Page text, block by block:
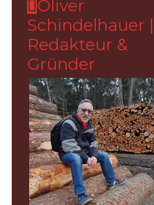
Oliver
Schindelhauer |
Redakteur &
Gründer